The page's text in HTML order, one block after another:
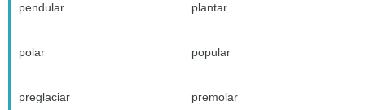
pendular plantar
polar popular
preglaciar premolar